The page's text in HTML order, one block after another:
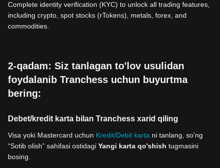
Complete identity verification (KYC) to unlock all trading features,
including crypto, spot stocks (rTokens), metals, forex, and
commodities.
2-qadam: Siz tanlagan to'lov usulidan
foydalanib Tranchess uchun buyurtma
bering:
Debet/kredit karta bilan Tranchess xarid qiling
Visa yoki Mastercard uchun Kredit/Debit karta ni tanlang, so'ng
“Sotib olish” sahifasi ostidagi Yangi karta qo'shish tugmasini
bosing.